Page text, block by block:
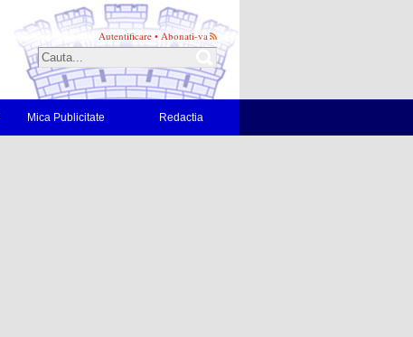
Autentificare • Abonati-va
Mica Publicitate Redactia